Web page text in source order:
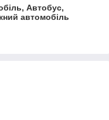
Автобус,
автомобіль